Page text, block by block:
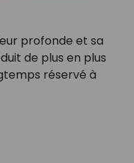
profonde et sa
de plus en plus
réservé à